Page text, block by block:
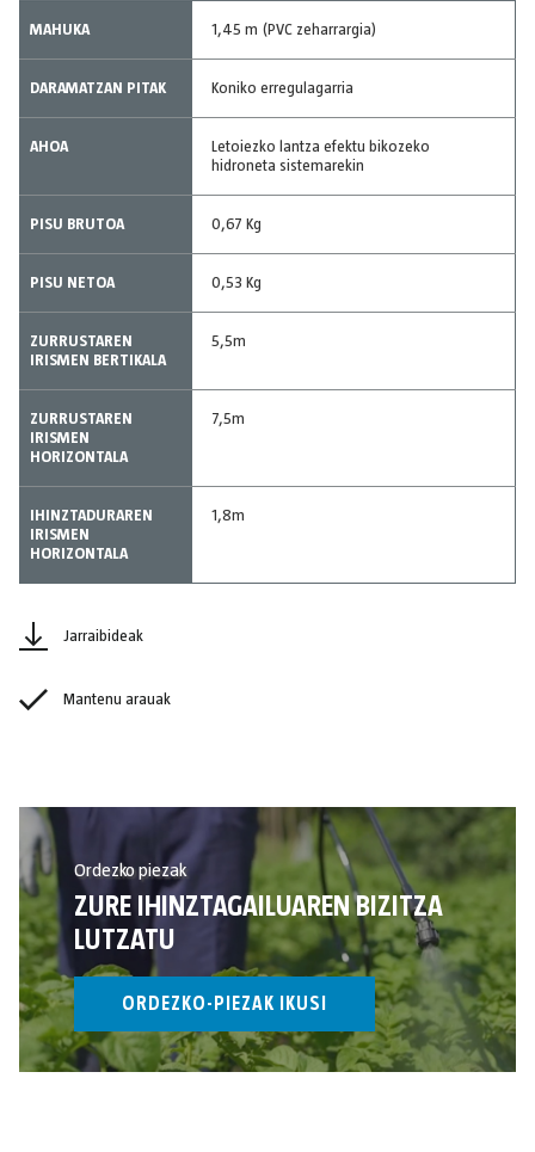
MAHUKA 1,45 m (PVC zeharrargia)
DARAMATZAN PITAK Koniko erregulagarria
AHOA
Letoiezko lantza efektu bikozeko
hidroneta sistemarekin
PISU BRUTOA 0,67 Kg
PISU NETOA 0,53 Kg
ZURRUSTAREN
IRISMEN BERTIKALA
5,5m
ZURRUSTAREN
IRISMEN
HORIZONTALA
7,5m
IHINZTADURAREN
IRISMEN
HORIZONTALA
1,8m
Jarraibideak
Mantenu arauak
Ordezko piezak
ZURE IHINZTAGAILUAREN BIZITZA
LUTZATU
ORDEZKO-PIEZAK IKUSI